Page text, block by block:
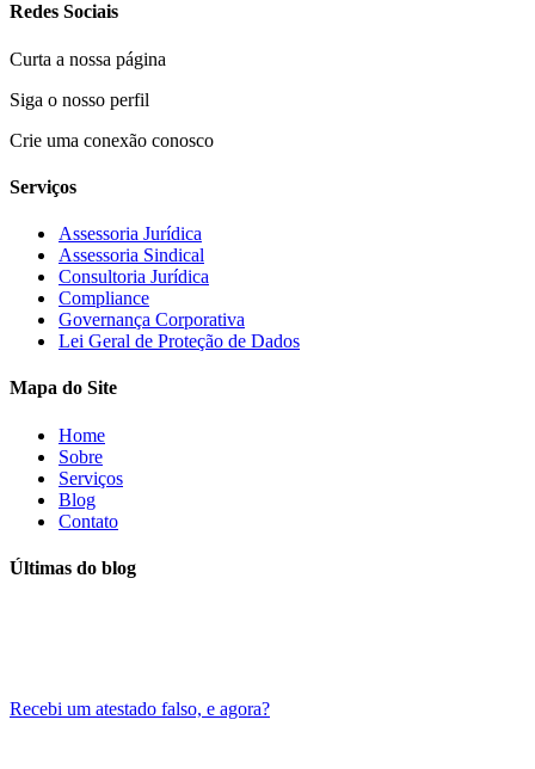
Redes Sociais
Curta a nossa página
Siga o nosso perfil
Crie uma conexão conosco
Serviços
Assessoria Jurídica
Assessoria Sindical
Consultoria Jurídica
Compliance
Governança Corporativa
Lei Geral de Proteção de Dados
Mapa do Site
Home
Sobre
Serviços
Blog
Contato
Últimas do blog
Recebi um atestado falso, e agora?